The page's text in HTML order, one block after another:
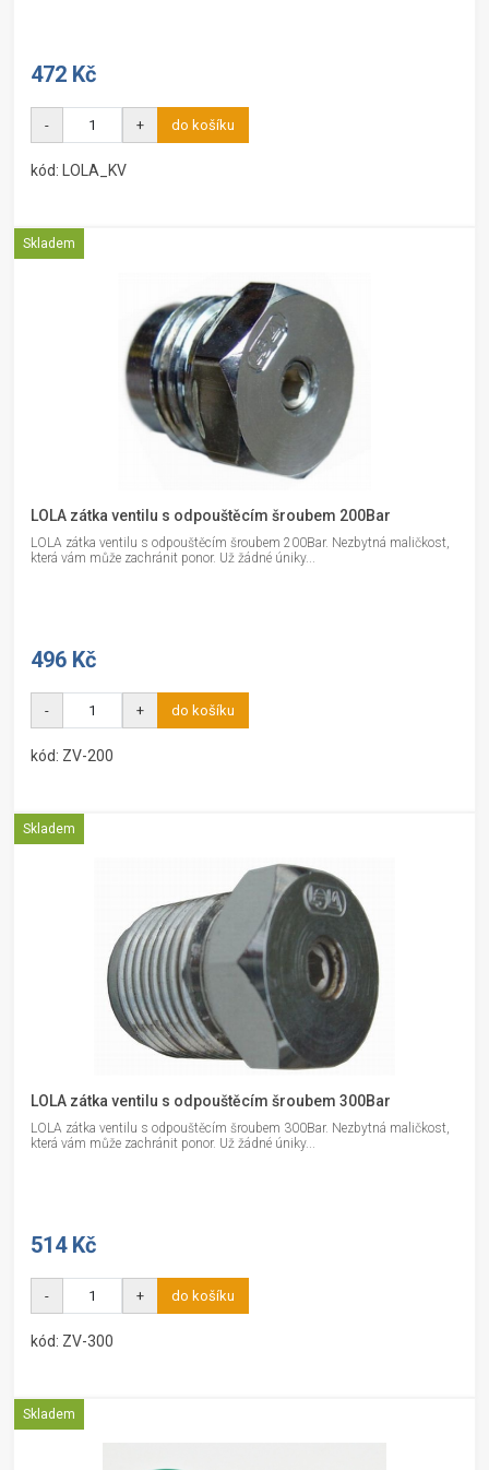
472 Kč
- + do košíku
kód: LOLA_KV
Skladem
LOLA zátka ventilu s odpouštěcím šroubem 200Bar
LOLA zátka ventilu s odpouštěcím šroubem 200Bar. Nezbytná maličkost,
která vám může zachránit ponor. Už žádné úniky...
496 Kč
- + do košíku
kód: ZV-200
Skladem
LOLA zátka ventilu s odpouštěcím šroubem 300Bar
LOLA zátka ventilu s odpouštěcím šroubem 300Bar. Nezbytná maličkost,
která vám může zachránit ponor. Už žádné úniky...
514 Kč
- + do košíku
kód: ZV-300
Skladem